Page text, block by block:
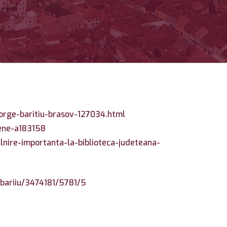
baritiu-brasov-127034.html
a183158
importanta-la-biblioteca-judeteana-
3474181/5781/5